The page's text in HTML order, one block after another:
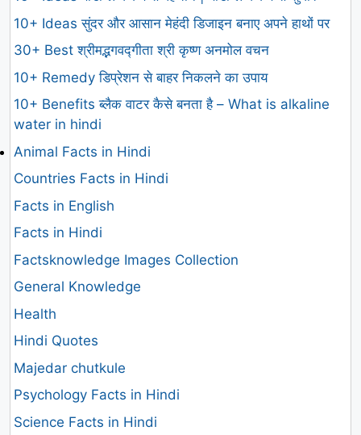
10+ Ideas सुंदर और आसान मेहंदी डिजाइन बनाए अपने हाथों पर
30+ Best श्रीमद्भगवद्गीता श्री कृष्ण अनमोल वचन
10+ Remedy डिप्रेशन से बाहर निकलने का उपाय
10+ Benefits ब्लैक वाटर कैसे बनता है – What is alkaline
water in hindi
Animal Facts in Hindi
Countries Facts in Hindi
Facts in English
Facts in Hindi
Factsknowledge Images Collection
General Knowledge
Health
Hindi Quotes
Majedar chutkule
Psychology Facts in Hindi
Science Facts in Hindi